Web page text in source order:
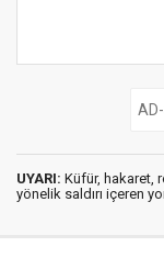
UYARI: Küfür, hakaret,
yönelik saldırı içeren